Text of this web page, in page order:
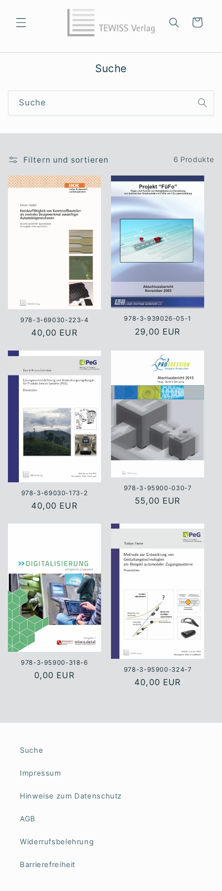
Inhalt
Warenkorb
Suche
Suche
Filtern und sortieren 6 Produkte
978-3-69030-223-4
Normaler
40,00 EUR
978-3-939026-05-1
Normaler
29,00 EUR
978-3-69030-173-2
Normaler
40,00 EUR
978-3-95900-030-7
Normaler
55,00 EUR
978-3-95900-318-6
Normaler
0,00 EUR
978-3-95900-324-7
Normaler
40,00 EUR
Suche
Impressum
Hinweise zum Datenschutz
AGB
Widerrufsbelehrung
Barrierefreiheit